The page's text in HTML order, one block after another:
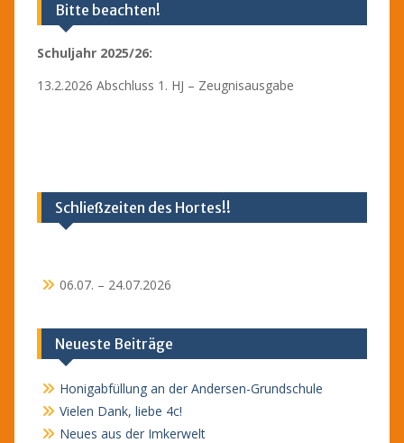
Bitte beachten!
Schuljahr 2025/26:
13.2.2026 Abschluss 1. HJ – Zeugnisausgabe
Schließzeiten des Hortes!!
06.07. – 24.07.2026
Neueste Beiträge
Honigabfüllung an der Andersen-Grundschule
Vielen Dank, liebe 4c!
Neues aus der Imkerwelt